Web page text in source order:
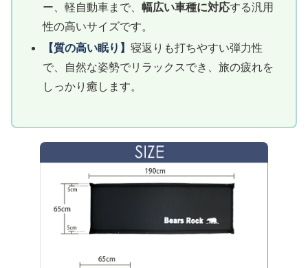
ー、軽自動車まで、幅広い車種に対応する汎用
性の高いサイズです。
【質の高い眠り】寝返りも打ちやすい弾力性
で、自然な姿勢でリラックスでき、旅の疲れを
しっかり癒します。